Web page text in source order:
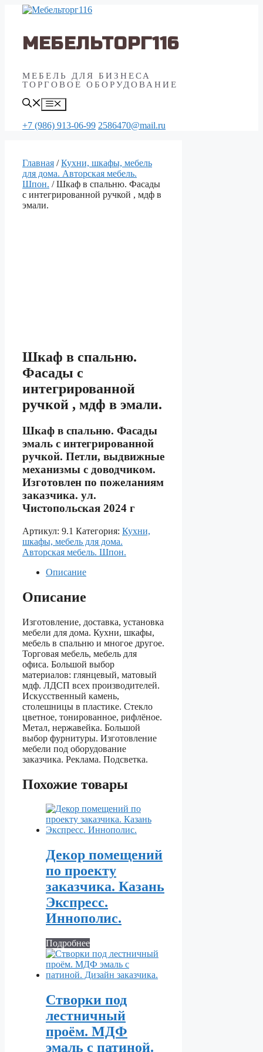
Перейти
МЕБЕЛЬТОРГ116
МЕБЕЛЬ ДЛЯ БИЗНЕСА
ТОРГОВОЕ ОБОРУДОВАНИЕ
Меню
+7 (986) 913-06-99 2586470@mail.ru
Главная /Кухни, шкафы, мебель
для дома. Авторская мебель.
Шпон. / Шкаф в спальню. Фасады
с интегрированной ручкой , мдф в
эмали.
Шкаф в спальню.
Фасады с
интегрированной
ручкой , мдф в эмали.
Шкаф в спальню. Фасады
эмаль с интегрированной
ручкой. Петли, выдвижные
механизмы с доводчиком.
Изготовлен по пожеланиям
заказчика. ул.
Чистопольская 2024 г
Артикул: 9.1 Категория: Кухни,
шкафы, мебель для дома.
Авторская мебель. Шпон.
Описание
Описание
Изготовление, доставка, установка
мебели для дома. Кухни, шкафы,
мебель в спальню и многое другое.
Торговая мебель, мебель для
офиса. Большой выбор
материалов: глянцевый, матовый
мдф. ЛДСП всех производителей.
Искусственный камень,
столешницы в пластике. Стекло
цветное, тонированное, рифлёное.
Метал, нержавейка. Большой
выбор фурнитуры. Изготовление
мебели под оборудование
заказчика. Реклама. Подсветка.
Похожие товары
Декор помещений
по проекту
заказчика. Казань
Экспресс.
Иннополис.
Подробнее
Створки под
лестничный
проём. МДФ
эмаль с патиной.